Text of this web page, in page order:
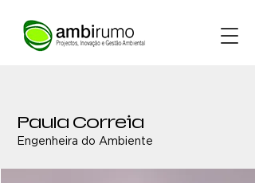
Paula Correia
Engenheira do Ambiente